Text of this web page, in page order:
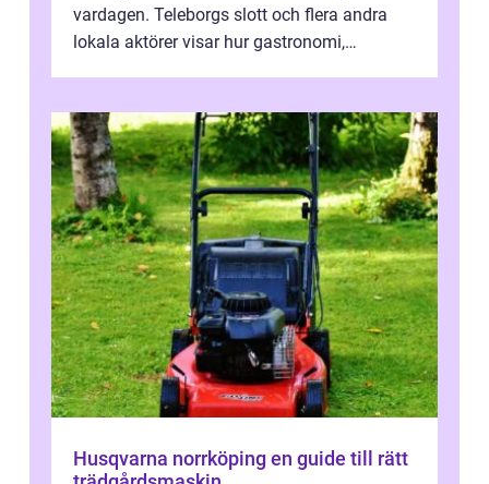
vardagen. Teleborgs slott och flera andra
lokala aktörer visar hur gastronomi,
Husqvarna norrköping en guide till rätt